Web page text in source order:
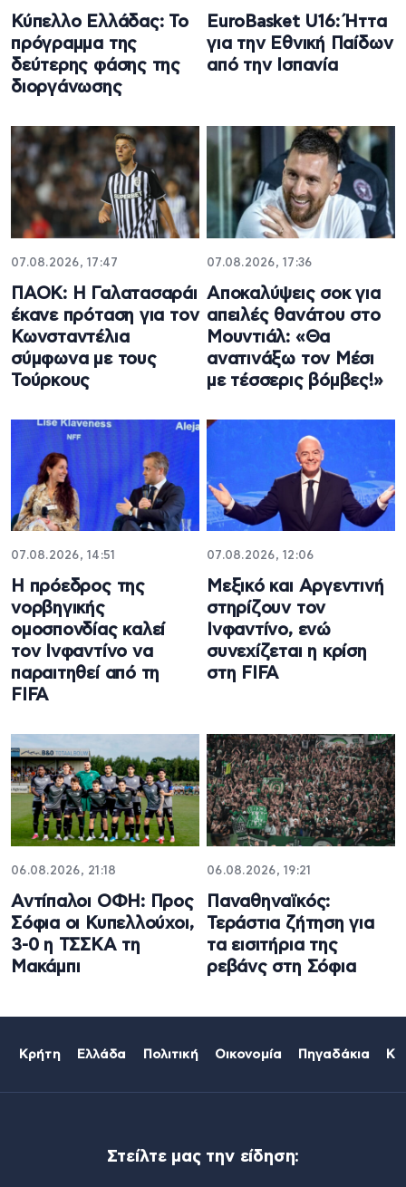
Κύπελλο Ελλάδας: Το
πρόγραμμα της
δεύτερης φάσης της
διοργάνωσης
EuroBasket U16: Ήττα
για την Εθνική Παίδων
από την Ισπανία
07.08.2026, 17:47
ΠΑΟΚ: Η Γαλατασαράι
έκανε πρόταση για τον
Κωνσταντέλια
σύμφωνα με τους
Τούρκους
07.08.2026, 17:36
Aποκαλύψεις σοκ για
απειλές θανάτου στο
Μουντιάλ: «Θα
ανατινάξω τον Μέσι
με τέσσερις βόμβες!»
07.08.2026, 14:51
Η πρόεδρος της
νορβηγικής
ομοσπονδίας καλεί
τον Ινφαντίνο να
παραιτηθεί από τη
FIFA
07.08.2026, 12:06
Μεξικό και Αργεντινή
στηρίζουν τον
Ινφαντίνο, ενώ
συνεχίζεται η κρίση
στη FIFA
06.08.2026, 21:18
Αντίπαλοι ΟΦΗ: Προς
Σόφια οι Κυπελλούχοι,
3-0 η ΤΣΣΚΑ τη
Μακάμπι
06.08.2026, 19:21
Παναθηναϊκός:
Τεράστια ζήτηση για
τα εισιτήρια της
ρεβάνς στη Σόφια
Κρήτη Ελλάδα Πολιτική Οικονομία Πηγαδάκια
Στείλτε μας την είδηση: